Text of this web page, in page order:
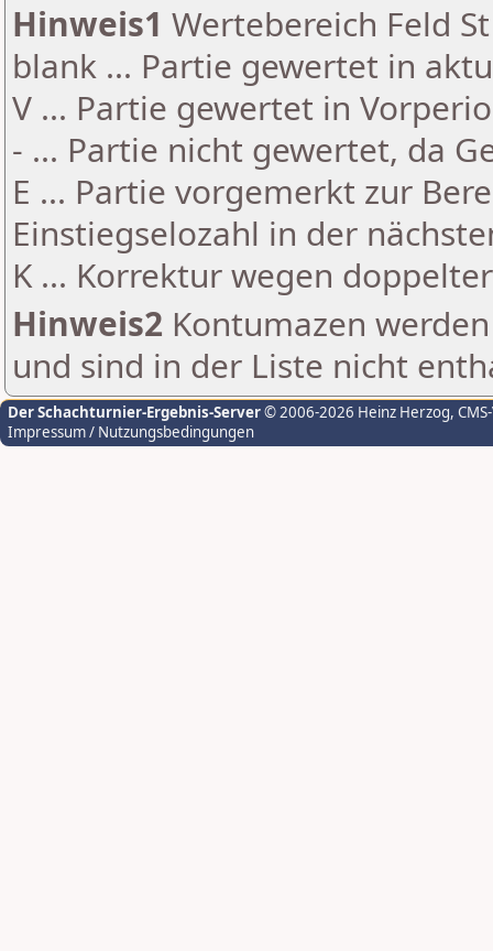
Hinweis1 Wertebereich Feld
blank ... Partie gewertet in
V ... Partie gewertet in
- ... Partie nicht gewertet, da
E ... Partie vorgemerkt zur
Einstiegselozahl in der
K ... Korrektur wegen
Hinweis2 Kontumazen
und sind in der Liste nicht
Der Schachturnier-Ergebnis-Server© 2006-2026 Heinz Herzog,
Impressum / Nutzungsbedingungen